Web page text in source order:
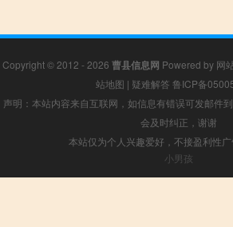
Copyright © 2012 - 2026 曹县信息网 Powered by 网
站地图 | 疑难解答 鲁ICP备
声明：本站内容来自互联网，如信息有错误可发邮件
会及时纠正，谢谢
本站仅为个人兴趣爱好，不接盈利性
小男孩